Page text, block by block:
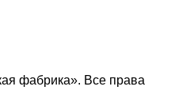
фабрика». Все права